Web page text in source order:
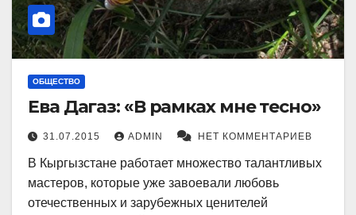
ОБЩЕСТВО
Ева Дагаз: «В рамках мне тесно»
31.07.2015 ADMIN НЕТ КОММЕНТАРИЕВ
В Кыргызстане работает множество талантливых
мастеров, которые уже завоевали любовь
отечественных и зарубежных ценителей